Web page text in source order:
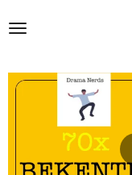
direct
de
hoofdinhoud